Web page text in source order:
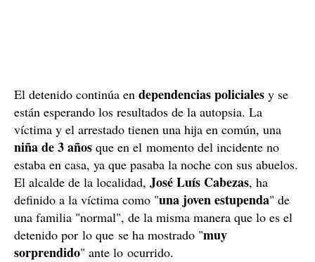
El detenido continúa en dependencias policiales y se
están esperando los resultados de la autopsia. La
víctima y el arrestado tienen una hija en común, una
niña de 3 años que en el momento del incidente no
estaba en casa, ya que pasaba la noche con sus abuelos.
El alcalde de la localidad, José Luís Cabezas, ha
definido a la víctima como "una joven estupenda" de
una familia "normal", de la misma manera que lo es el
detenido por lo que se ha mostrado "muy
sorprendido" ante lo ocurrido.